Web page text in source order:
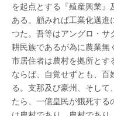
を起点とする『殖産興業』
ある。顧みれば工業化邁進
つた。吾等はアングロ・サ
耕民族であるが為に農業無
市居住者は農村を拠所とす
ならば、自覚せずとも、百
る。支那及び豪州、そし
たら、一億皇民が餓死する